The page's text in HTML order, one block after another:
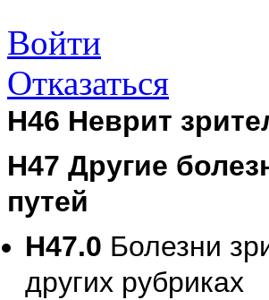
Войти
Отказаться
H46 Неврит
H47 Другие
путей
H47.0 Болезни
других рубриках